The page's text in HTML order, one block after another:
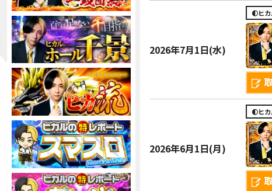
2026年7月1日(水)
🌓ヒ
2026年6月1日(月)
🌓ヒ